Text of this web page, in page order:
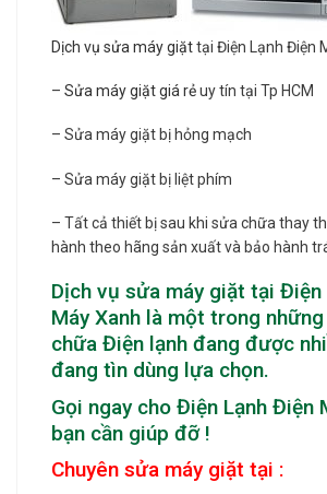
Dịch vụ sửa máy giặttại Điện Lạnh Điện
– Sửa máy giặt giá rẻuy tín tại Tp HCM
– Sửa máy giặt bị hỏng mạch
– Sửa máy giặt bị liệt phím
– Tất cả thiết bị sau khi sửa chữa thay
hành theo hãng sản xuất và bảo hành
Dịch vụ sửa máy giặt tại Điện
Máy Xanh là một trong
chữa Điện lạnh đang được
đang tìn dùng lựa chọn.
Gọi ngay cho Điện Lạnh Điện
bạn cần giúp đỡ !
Chuyên sửa máy giặt tại :